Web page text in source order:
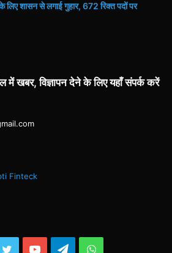
के लिए शासन से लगाई गुहार, 672 रिक्त पदों पर
में खबर, विज्ञापन देने के लिए यहाँ संपर्क करें
Finteck
TwitterYouTubeTelegramWhatsApp